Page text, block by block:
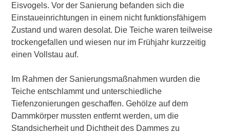
Eisvogels. Vor der Sanierung befanden sich die
Einstaueinrichtungen in einem nicht funktionsfähigem
Zustand und waren desolat. Die Teiche waren teilweise
trockengefallen und wiesen nur im Frühjahr kurzzeitig
einen Vollstau auf.
Im Rahmen der Sanierungsmaßnahmen wurden die
Teiche entschlammt und unterschiedliche
Tiefenzonierungen geschaffen. Gehölze auf dem
Dammkörper mussten entfernt werden, um die
Standsicherheit und Dichtheit des Dammes zu